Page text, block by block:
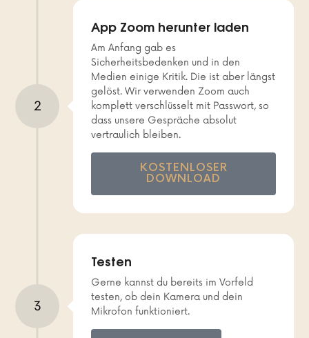
App Zoom herunter laden
Am Anfang gab es
Sicherheitsbedenken und in den
Medien einige Kritik. Die ist aber längst
gelöst. Wir verwenden Zoom auch
komplett verschlüsselt mit Passwort, so
dass unsere Gespräche absolut
vertraulich bleiben.
KOSTENLOSER
DOWNLOAD
2
Testen
Gerne kannst du bereits im Vorfeld
testen, ob dein Kamera und dein
Mikrofon funktioniert.
3